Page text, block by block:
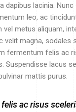
dapibus lacinia.
leo, ac
vel metus aliquam,
velit magna, sodales
fermentum felis ac
Suspendisse lacus
mattis purus.
ac risus